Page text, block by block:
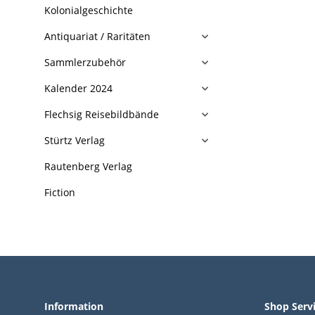
Kolonialgeschichte
Antiquariat / Raritäten
Sammlerzubehör
Kalender 2024
Flechsig Reisebildbände
Stürtz Verlag
Rautenberg Verlag
Fiction
Information Shop